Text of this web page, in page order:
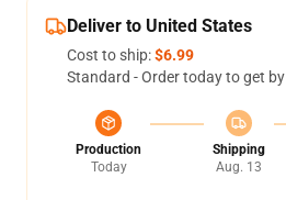
Deliver to United States
Cost to ship:$6.99
Standard - Order today to get by
Production
Today
Shipping
Aug. 13